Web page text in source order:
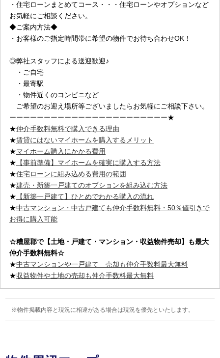
・住宅ローンまとめてコース・・・住宅ローンやオプションなど
お気軽にご相談ください。
◆ご案内方法◆
・お客様のご指定時間帯に希望の物件でお待ち合わせOK！
◎弊社スタッフによる送迎歓迎♪
・ご自宅
・最寄駅
・物件近くのコンビニなど
ご希望のお迎え場所等ございましたらお気軽にご相談下さい。
ーーーーーーーーーーーーーーーーーーーーーーー★
★仲介手数料無料で購入できる理由
★賃貸にはないマイホームを購入するメリット
★マイホーム購入にかかる費用
★ 【事前準備】マイホームを確実に購入する方法
★住宅ローンに組み込める費用の範囲
★建売・新築一戸建てのオプションを組み込む方法
★ 【新築一戸建て】ひとめでわかる購入の流れ
★中古マンション・中古戸建ても仲介手数料無料・50％値引きで
お得に購入可能
☆糟屋郡で【土地・戸建て・マンション・収益物件売却】も最大
仲介手数料無料☆
★中古マンションや一戸建て 売却も仲介手数料最大無料
★収益物件や土地の売却も仲介手数料最大無料
物件掲載内容と現況に相違がある場合は現況を優先といたします。